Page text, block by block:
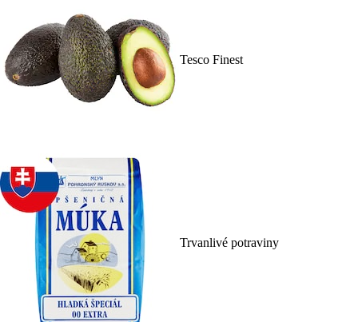
Tesco Finest
Trvanlivé potraviny